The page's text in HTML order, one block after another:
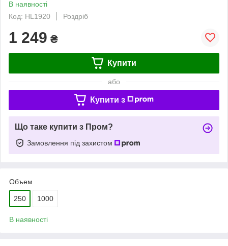
В наявності
Код: HL1920
Роздріб
1 249 ₴
Купити
або
Купити з
Що таке купити з Пром?
Замовлення під захистом
Объем
250 1000
В наявності